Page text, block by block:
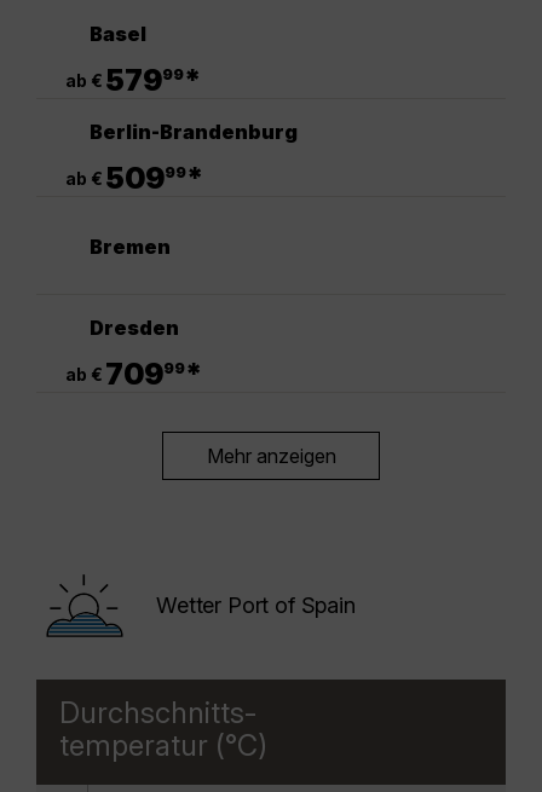
Basel
ab € 57999*
Berlin-Brandenburg
ab € 50999*
Bremen
Dresden
ab € 70999*
Mehr anzeigen
Wetter Port of Spain
Durchschnitts-
temperatur (°C)